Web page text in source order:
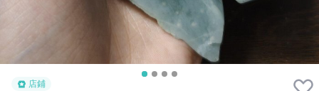
店鋪